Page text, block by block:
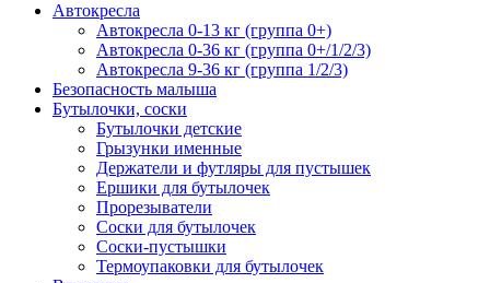
Автокресла
Автокресла 0-13 кг (группа 0+)
Автокресла 0-36 кг (группа 0+/1/2/3)
Автокресла 9-36 кг (группа 1/2/3)
Безопасность малыша
Бутылочки, соски
Бутылочки детские
Грызунки именные
Держатели и футляры для пустышек
Ершики для бутылочек
Прорезыватели
Соски для бутылочек
Соски-пустышки
Термоупаковки для бутылочек